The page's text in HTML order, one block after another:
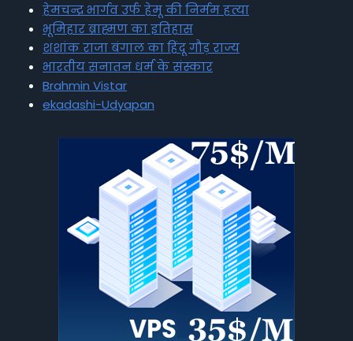
हेमचन्द्र भार्गव उर्फ हेमू की निर्मम हत्या
भूमिहार ब्राह्मण का इतिहास
शशांक राजा बंगाल का हिंदू गौड़ राज्य
भारतीय सनातन धर्म के संस्कार
Brahmin Vistar
ekadashi-Udyapan